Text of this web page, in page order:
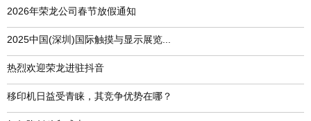
2026年荣龙公司春节放假通知
​2025中国(深圳)国际触摸与显示展览...
热烈欢迎荣龙进驻抖音
移印机日益受青睐，其竞争优势在哪？